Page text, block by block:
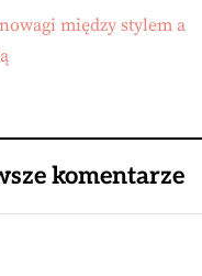
między stylem a
komentarze